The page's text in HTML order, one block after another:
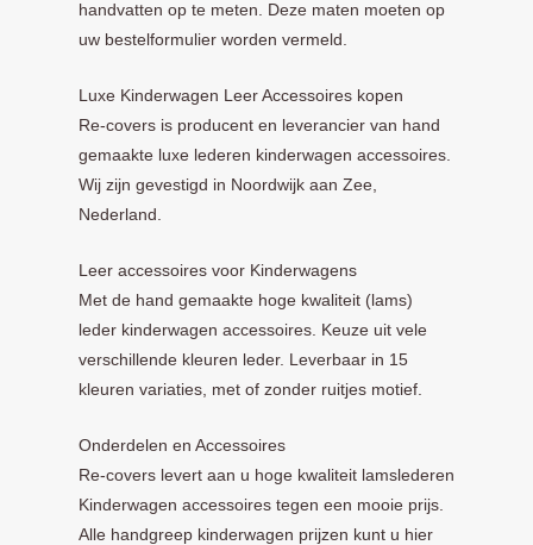
handvatten op te meten. Deze maten moeten op
uw bestelformulier worden vermeld.
Luxe Kinderwagen Leer Accessoires kopen
Re-covers is producent en leverancier van hand
gemaakte luxe lederen kinderwagen accessoires.
Wij zijn gevestigd in Noordwijk aan Zee,
Nederland.
Leer accessoires voor Kinderwagens
Met de hand gemaakte hoge kwaliteit (lams)
leder kinderwagen accessoires. Keuze uit vele
verschillende kleuren leder. Leverbaar in 15
kleuren variaties, met of zonder ruitjes motief.
Onderdelen en Accessoires
Re-covers levert aan u hoge kwaliteit lamslederen
Kinderwagen accessoires tegen een mooie prijs.
Alle handgreep kinderwagen prijzen kunt u hier